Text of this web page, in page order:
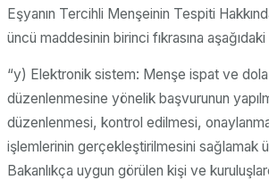
Eşyanın Tercihli Menşeinin Tespiti
üncü maddesinin birinci fıkrasına
“y) Elektronik sistem: Menşe ispat ve
düzenlenmesine yönelik başvurunun
düzenlenmesi, kontrol edilmesi,
işlemlerinin gerçekleştirilmesini sağlamak
Bakanlıkça uygun görülen kişi ve